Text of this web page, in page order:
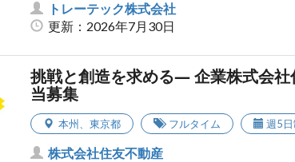
トレーテック株式会社
更新：2026年7月30日
挑戦と創造を求める― 企業株式会
当募集
本州、 東京都 フルタイム 週5日
株式会社住友不動産